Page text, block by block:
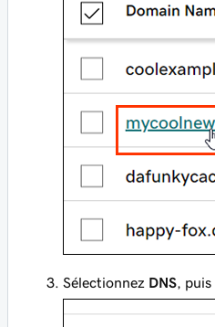
Sélectionnez DNS , puis